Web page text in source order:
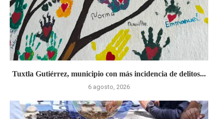
Tuxtla Gutiérrez, municipio con más incidencia de delitos...
6 agosto, 2026